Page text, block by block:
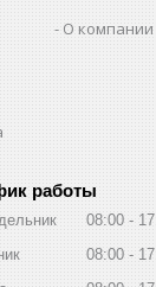
О компании
работы
08:00
08:00